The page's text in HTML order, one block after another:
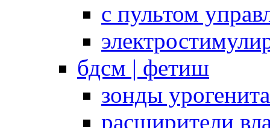
с пультом
бдсм | фетиш
зонды
расширители